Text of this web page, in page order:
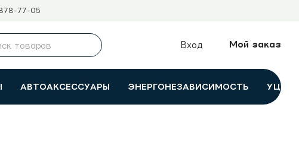
77-05
Вход Мой заказ
АВТОАКСЕССУАРЫ ЭНЕРГОНЕЗАВИСИМОСТЬ